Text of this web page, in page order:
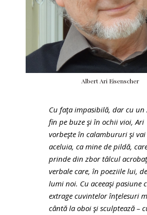
Albert Ari Eisenscher
Cu faţa impasibilă, dar cu un
fin pe buze şi în ochii vioi, Ari
vorbeşte în calambururi şi vai
aceluia, ca mine de pildă,
prinde din zbor tâlcul
verbale care, în poeziile lui,
lumi noi. Cu aceeaşi pasiune
extrage cuvintelor înţelesuri
cântă la oboi şi sculptează –